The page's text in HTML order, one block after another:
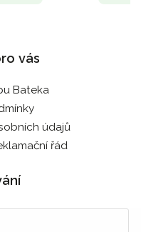
vás
Bateka
údajů
řád